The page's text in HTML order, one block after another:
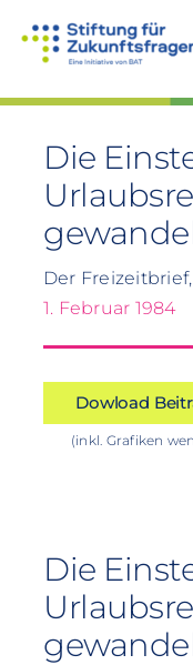
Inhalt
Die
Der Freizeitbrief,
1. Februar 1984
Dowload
(inkl. Grafiken
Die